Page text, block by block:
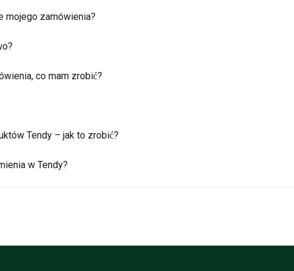
mojego zamówienia?
co mam zrobić?
Tendy – jak to zrobić?
w Tendy?